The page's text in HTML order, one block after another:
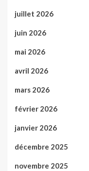
juillet 2026
juin 2026
mai 2026
avril 2026
mars 2026
février 2026
janvier 2026
décembre 2025
novembre 2025